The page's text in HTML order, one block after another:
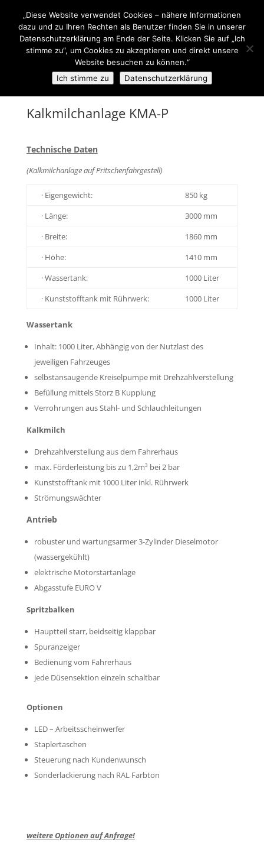
Kalkmilchanlage KMA-P
Technische Daten
(Kalkmilchanlage auf Pritschenfahrgestell)
· Eigengewicht:
850 kg
· Länge:
3000 mm
· Breite:
1860 mm
· Höhe:
1410 mm
· Wassertank:
1000 Liter
· Kunststofftank mit Rührwerk:
1000 Liter
Wassertank
Inhalt: 1000 Liter, Abhängig von der Nutzlast des
jeweiligen Fahrzeuges
selbstansaugende Kreiselpumpe mit Drehzahlverstellung
Befüllung mittels Storz B Kupplung
Verrohrungen aus Stahl- und Schlauchleitungen
Kalkmilch
Drehzahlverstellung aus dem Fahrerhaus
max. Förderleistung bis zu 1,2m³ bei 2 bar
Kunststofftank mit 1000 Liter inkl. Rührwerk
Strömungswächter
Antrieb
robuster und wartungsarmer 3-Zylinder Dieselmotor
(wassergekühlt)
elektrische Motorstartanlage
Abgasstufe EURO V
Spritzbalken
Hauptteil starr, beidseitig klappbar
Spuranzeiger
Bedienung vom Fahrerhaus
jede Düsensektion einzeln schaltbar
Optionen
LED – Arbeitsscheinwerfer
Staplertaschen
Steuerung nach Kundenwunsch
Sonderlackierung nach RAL Farbton
weitere Optionen auf Anfrage!
„Diese Website verwendet Cookies – nähere Informationen
dazu und zu Ihren Rechten als Benutzer finden Sie in unserer
Datenschutzerklärung am Ende der Seite. Klicken Sie auf „Ich
stimme zu“, um Cookies zu akzeptieren und direkt unsere
Website besuchen zu können.“
Ich stimme zu
Datenschutzerklärung